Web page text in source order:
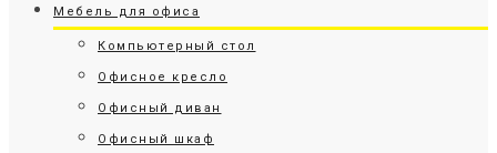
Мебель для офиса
Компьютерный стол
Офисное кресло
Офисный диван
Офисный шкаф